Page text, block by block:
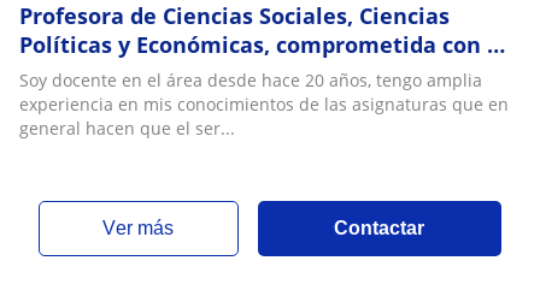
Profesora de Ciencias Sociales, Ciencias
Políticas y Económicas, comprometida con mi
asignatura, apasionada por los procesos
sociales que ha tenido, tiene y tendrá el ser
humano. Mis clases se las puedo compartir a
Soy docente en el área desde hace 20 años, tengo amplia
experiencia en mis conocimientos de las asignaturas que en
general hacen que el ser...
ver más Contactar